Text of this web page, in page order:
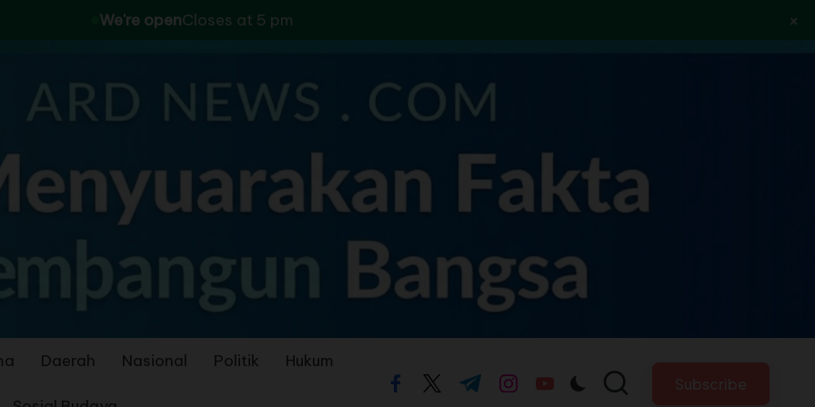
We're openCloses at 5 pm ×
Daerah Nasional Politik Hukum